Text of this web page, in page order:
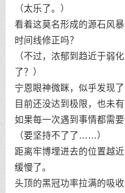
（太乐了。）
看着这莫名形成的源石风
时间线修正吗？
（不过，浓郁到趋近于弱
了？）
宁恩眼神微眯，似乎发现
目前还没达到极限，也未
如果每一次遇到事情都需
（要坚持不了了……）
距离牢博埋进去的位置越
缓慢了。
头顶的黑冠功率拉满的吸